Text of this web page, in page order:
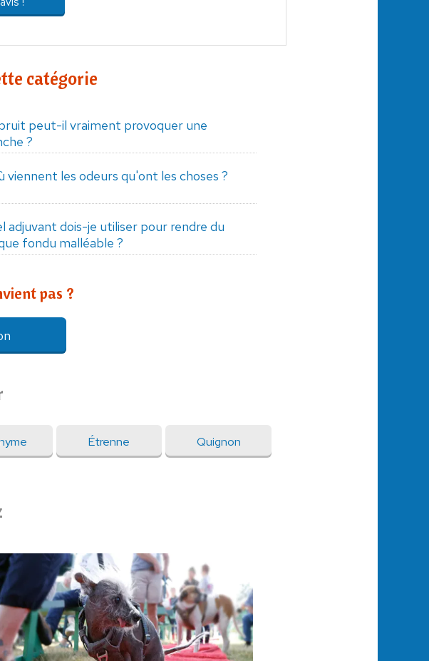
catégorie
peut-il vraiment provoquer une
?
viennent les odeurs qu'ont les choses ?
adjuvant dois-je utiliser pour rendre du
fondu malléable ?
pas ?
Étrenne Quignon